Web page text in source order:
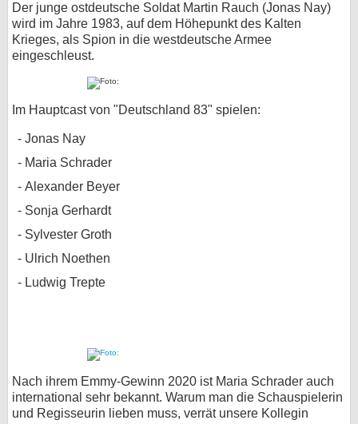
Der junge ostdeutsche Soldat Martin Rauch (Jonas Nay)
wird im Jahre 1983, auf dem Höhepunkt des Kalten
Krieges, als Spion in die westdeutsche Armee
eingeschleust.
Im Hauptcast von "Deutschland 83" spielen:
Jonas Nay
Maria Schrader
Alexander Beyer
Sonja Gerhardt
Sylvester Groth
Ulrich Noethen
Ludwig Trepte
Nach ihrem Emmy-Gewinn 2020 ist Maria Schrader auch
international sehr bekannt. Warum man die Schauspielerin
und Regisseurin lieben muss, verrät unsere Kollegin